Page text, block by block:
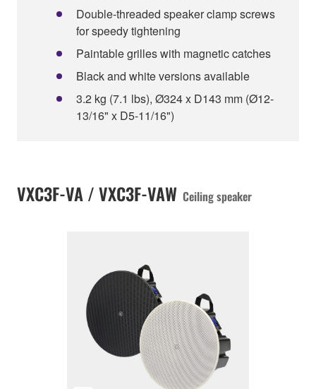
Double-threaded speaker clamp screws
for speedy tightening
Paintable grilles with magnetic catches
Black and white versions available
3.2 kg (7.1 lbs), Ø324 x D143 mm (Ø12-
13/16" x D5-11/16")
VXC3F-VA / VXC3F-VAW Ceiling speaker